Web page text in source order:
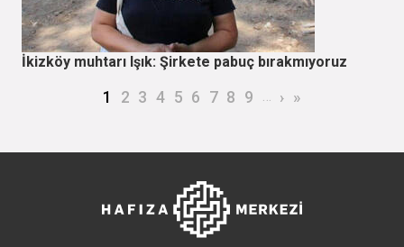
İkizköy muhtarı Işık: Şirkete pabuç bırakmıyoruz
Şu an kullanılan sayfa
1 Page
2 Page
3 Page
4 Page
5 Page
6 Page
7 Page
8 Page
9 … Sonraki sayfa
› Son sayfa
»